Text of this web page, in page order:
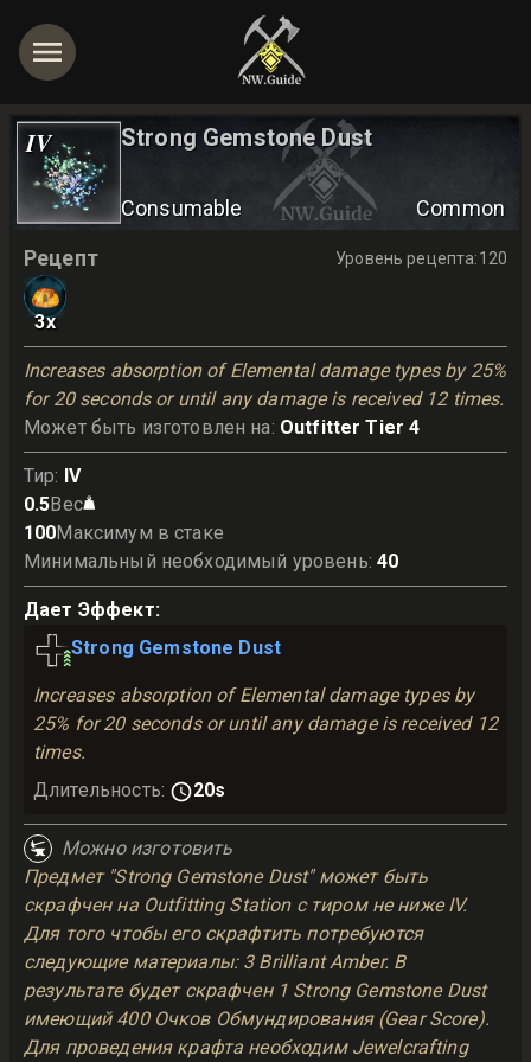
IV Strong Gemstone Dust
Consumable
Common
Рецепт
Уровень рецепта:120
3x
Increases absorption of Elemental damage types by 25%
for 20 seconds or until any damage is received 12 times.
Может быть изготовлен на: Outfitter Tier 4
Тир: IV
0.5Вес
100Максимум в стаке
Минимальный необходимый уровень: 40
Дает Эффект:
Strong Gemstone Dust
Increases absorption of Elemental damage types by
25% for 20 seconds or until any damage is received 12
times.
Длительность: 20s
Можно изготовить
Предмет "Strong Gemstone Dust" может быть
скрафчен на Outfitting Station с тиром не ниже IV.
Для того чтобы его скрафтить потребуются
следующие материалы: 3 Brilliant Amber. В
результате будет скрафчен 1 Strong Gemstone Dust
имеющий 400 Очков Обмундирования (Gear Score).
Для проведения крафта необходим Jewelcrafting